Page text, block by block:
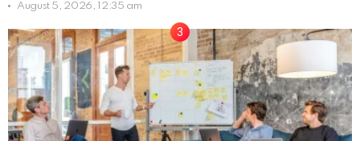
August 5, 2026, 12:35 am